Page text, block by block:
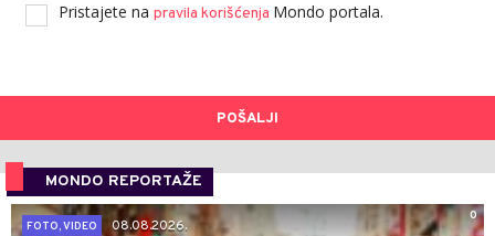
Pristajete na pravila korišćenja Mondo portala.
POŠALJI
MONDO REPORTAŽE
0
FOTO, VIDEO
08.08.2026.